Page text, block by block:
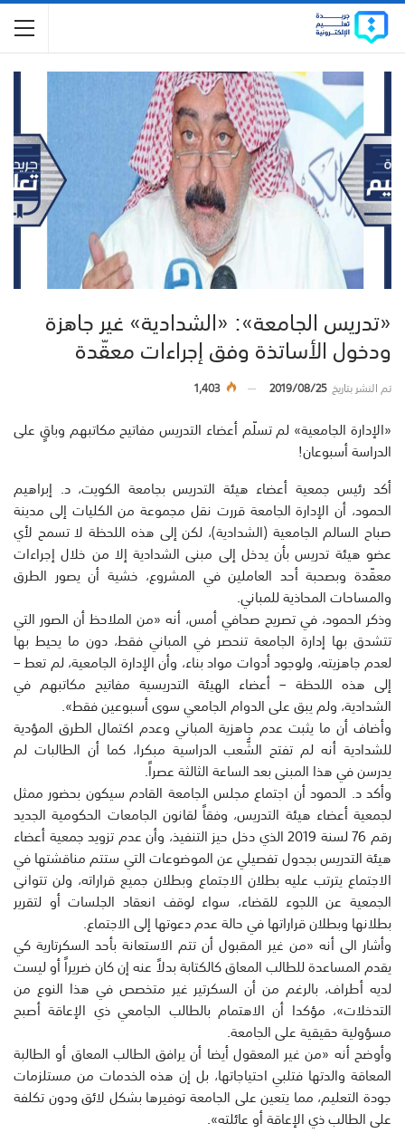
«تدريس الجامعة»: «الشدادية» غير جاهزة
ودخول الأساتذة وفق إجراءات معقّدة
تم النشر بتاريخ2019/08/25
1,403
«الإدارة الجامعية» لم تسلّم أعضاء التدريس مفاتيح مكاتبهم وباقٍ على
الدراسة أسبوعان!
أكد رئيس جمعية أعضاء هيئة التدريس بجامعة الكويت، د. إبراهيم
الحمود، أن الإدارة الجامعة قررت نقل مجموعة من الكليات إلى مدينة
صباح السالم الجامعية (الشدادية)، لكن إلى هذه اللحظة لا تسمح لأي
عضو هيئة تدريس بأن يدخل إلى مبنى الشدادية إلا من خلال إجراءات
معقّدة وبصحبة أحد العاملين في المشروع، خشية أن يصور الطرق
والمساحات المحاذية للمباني.
وذكر الحمود، في تصريح صحافي أمس، أنه «من الملاحظ أن الصور التي
تتشدق بها إدارة الجامعة تنحصر في المباني فقط، دون ما يحيط بها
لعدم جاهزيته، ولوجود أدوات مواد بناء، وأن الإدارة الجامعية، لم تعط –
إلى هذه اللحظة – أعضاء الهيئة التدريسية مفاتيح مكاتبهم في
الشدادية، ولم يبق على الدوام الجامعي سوى أسبوعين فقط».
وأضاف أن ما يثبت عدم جاهزية المباني وعدم اكتمال الطرق المؤدية
للشدادية أنه لم تفتح الشُّعب الدراسية مبكرا، كما أن الطالبات لم
يدرسن في هذا المبنى بعد الساعة الثالثة عصراً.
وأكد د. الحمود أن اجتماع مجلس الجامعة القادم سيكون بحضور ممثل
لجمعية أعضاء هيئة التدريس، وفقاً لقانون الجامعات الحكومية الجديد
رقم 76 لسنة 2019 الذي دخل حيز التنفيذ، وأن عدم تزويد جمعية أعضاء
هيئة التدريس بجدول تفصيلي عن الموضوعات التي ستتم مناقشتها في
الاجتماع يترتب عليه بطلان الاجتماع وبطلان جميع قراراته، ولن تتوانى
الجمعية عن اللجوء للقضاء، سواء لوقف انعقاد الجلسات أو لتقرير
بطلانها وبطلان قراراتها في حالة عدم دعوتها إلى الاجتماع.
وأشار الى أنه «من غير المقبول أن تتم الاستعانة بأحد السكرتارية كي
يقدم المساعدة للطالب المعاق كالكتابة بدلاً عنه إن كان ضريراً أو ليست
لديه أطراف، بالرغم من أن السكرتير غير متخصص في هذا النوع من
التدخلات»، مؤكدا أن الاهتمام بالطالب الجامعي ذي الإعاقة أصبح
مسؤولية حقيقية على الجامعة.
وأوضح أنه «من غير المعقول أيضا أن يرافق الطالب المعاق أو الطالبة
المعاقة والدتها فتلبي احتياجاتها، بل إن هذه الخدمات من مستلزمات
جودة التعليم، مما يتعين على الجامعة توفيرها بشكل لائق ودون تكلفة
على الطالب ذي الإعاقة أو عائلته».